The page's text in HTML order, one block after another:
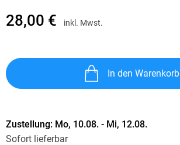
28,00 € inkl. Mwst.
In den Warenkorb
Zustellung: Mo, 10.08. - Mi, 12.08.
Sofort lieferbar